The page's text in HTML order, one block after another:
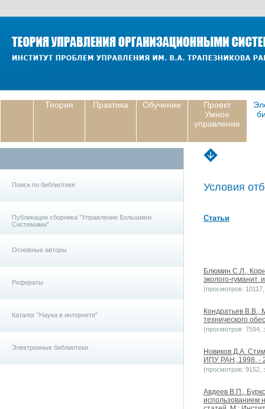
Теория Практика Обучение
Проект
Умное
управление
Поиск по библиотеке
Публикации сборника "Управление Большими
Системами"
Основные авторы
Рефераты
Каталог "Наука в интернете"
Электронные библиотеки
Условия
Статьи
Блюмин С.Л.,
эколого-
(просмотров:
Кондратьев В.В.,
технического
(просмотров: 7594,
Новиков Д.А.
ИПУ РАН, 1998. -
(просмотров: 9152,
Авдеев В.П.,
использованием